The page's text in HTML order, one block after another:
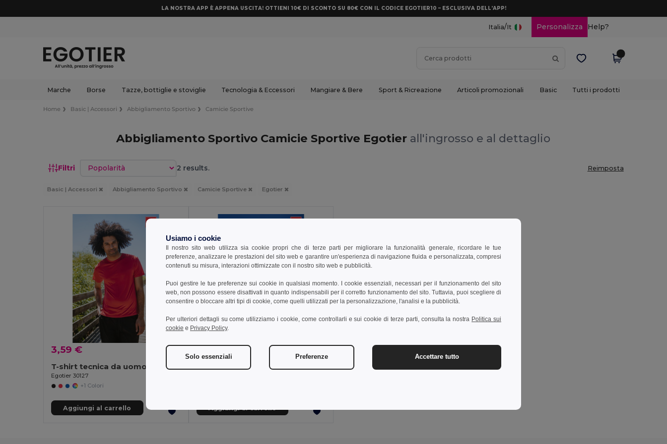
LA NOSTRA APP È APPENA USCITA! OTTIENI 10€ DI SCONTO SU 80€ CON IL CODICE EGOTIER10 – ESCLUSIVA DELL’APP!
Italia/It Personalizza Help?
Marche Borse Tazze, bottiglie e stoviglie Tecnologia & Eccessori Mangiare & Bere Sport & Ricreazione Articoli promozionali Basic Tutti i prodotti
Home Basic | Accessori Abbigliamento Sportivo Camicie Sportive
Abbigliamento Sportivo Camicie Sportive Egotier all'ingrosso e al dettaglio
Filtri Ordina per 2 results. Reimposta
Basic | Accessori Abbigliamento Sportivo Camicie Sportive Egotier
3,59 €
T-shirt tecnica da uomo
Egotier 30127
+1 Colori
Aggiungi al carrello
3,25 €
T-shirt tecnica da donna
Usiamo i cookie
Il nostro sito web utilizza sia cookie propri che di terze parti per migliorare la funzionalità generale, ricordare le tue
preferenze, analizzare le prestazioni del sito web e garantire un'esperienza di navigazione fluida e personalizzata, compresi
contenuti su misura, interazioni ottimizzate con il nostro sito web e pubblicità.
Puoi gestire le tue preferenze sui cookie in qualsiasi momento. I cookie essenziali, necessari per il funzionamento del sito
web, non possono essere disattivati in quanto indispensabili per il corretto funzionamento del sito. Tuttavia, puoi scegliere di
consentire o bloccare altri tipi di cookie, come quelli utilizzati per la personalizzazione, l'analisi e la pubblicità.
Per ulteriori dettagli su come utilizziamo i cookie, come controllarli e sui cookie di terze parti, consulta la nostra Politica sui
cookie e Privacy Policy.
Solo essenziali Preferenze Accettare tutto